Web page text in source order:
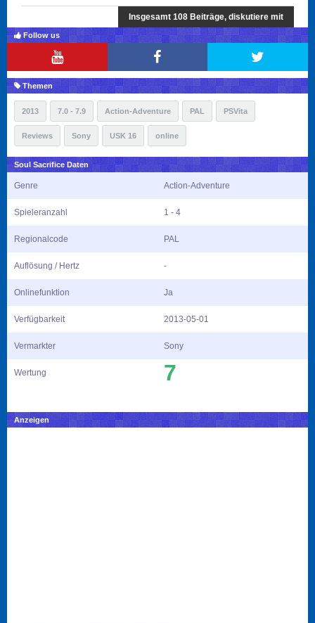
Insgesamt 108 Beiträge, diskutiere mit
Follow us
Themen
2013 7.0 - 7.9 Action-Adventure PAL PSVita
Reviews Sony USK 16 online
Soul Sacrifice Daten
Genre Action-Adventure
Spieleranzahl 1 - 4
Regionalcode PAL
Auflösung / Hertz -
Onlinefunktion Ja
Verfügbarkeit 2013-05-01
Vermarkter Sony
Wertung 7
Anzeigen